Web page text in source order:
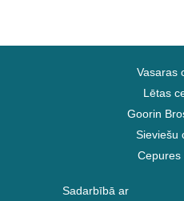
Vasaras
Lētas
Goorin
Sieviešu
Cepures
Sadarbībā ar